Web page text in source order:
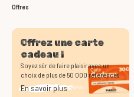
Offres
Offrez une carte
cadeau !
Soyez sûr de faire plaisir avec un
choix de plus de 50 000 références
En savoir plus